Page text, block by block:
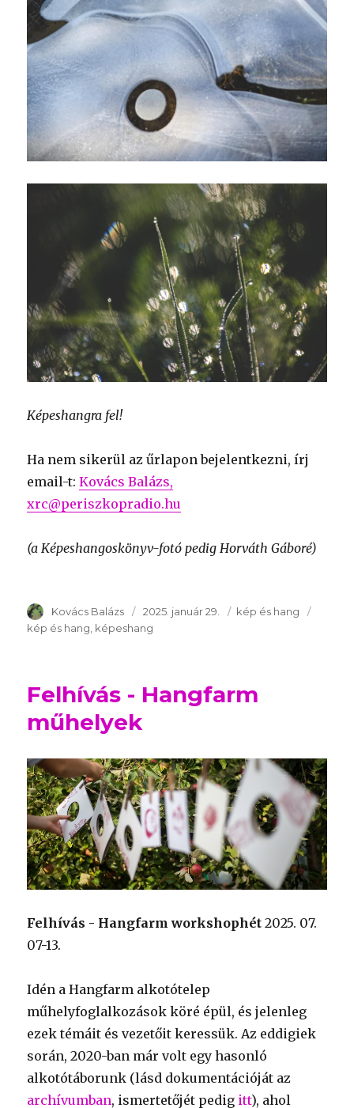
Képeshangra fel!
Ha nem sikerül az űrlapon bejelentkezni, írj
email-t:Kovács Balázs,
xrc@periszkopradio.hu
(a Képeshangoskönyv-fotó pedig Horváth Gáboré)
Szerző
Kovács Balázs Publikálva
2025. január 29. Témakör
kép és hang
kép és hang képeshang
Felhívás - Hangfarm
műhelyek
Felhívás - Hangfarm workshophét 2025. 07.
07-13.
Idén a Hangfarm alkotótelep
műhelyfoglalkozások köré épül, és jelenleg
ezek témáit és vezetőit keressük. Az eddigiek
során, 2020-ban már volt egy hasonló
alkotótáborunk (lásd dokumentációját az
archívumban, ismertetőjét pedig itt), ahol